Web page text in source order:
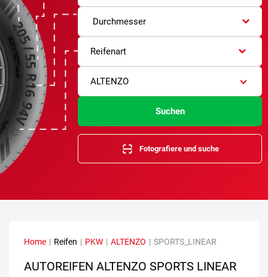
Durchmesser
Reifenart
ALTENZO
Suchen
Fotografiere und suche
Home | Reifen | PKW | ALTENZO | SPORTS_LINEAR
AUTOREIFEN ALTENZO SPORTS LINEAR